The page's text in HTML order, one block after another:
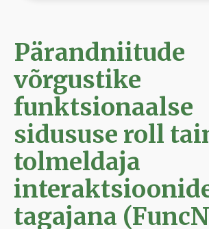
Pärandniitude
võrgustike
funktsionaalse
sidususe roll
tolmeldaja
tagajana